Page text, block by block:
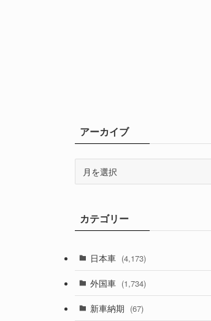
アーカイブ
ブカテゴリー
日本車 (4,173)
(1,321)
(329)
外国車 (1,734)
新車納期 (67)